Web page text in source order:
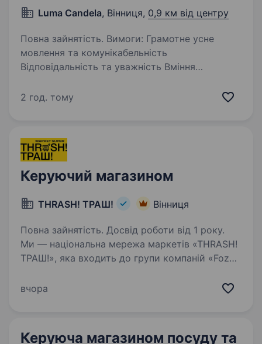
Luma Candela, Вінниця, 0,9 км від центру
Повна зайнятість. Вимоги: Грамотне усне
мовлення та комунікабельність
Відповідальність та уважність Вміння
та розвиватись Умови роботи: Графік роботи
2 год. тому
Керуючий магазином
THRASH! ТРАШ! Вінниця
Повна зайнятість. Досвід роботи від 1 року.
Ми — національна мережа маркетів «THRASH!
ТРАШ!», яка входить до групи компаній «Fozzy
операційних процесів магазину
вчора
Керуюча магазином посуду та